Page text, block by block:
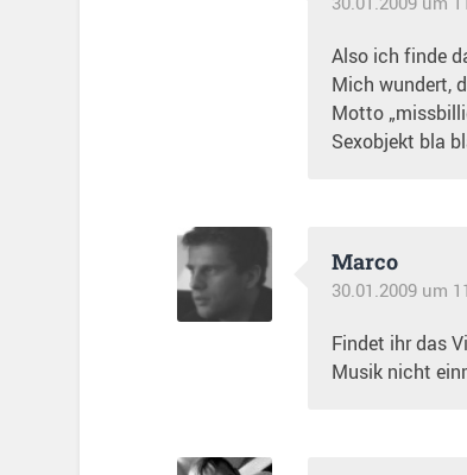
Also ich finde
Mich wundert,
Motto
Sexobjekt bla
Marco
30.01.2009 um
Findet ihr das
Musik nicht